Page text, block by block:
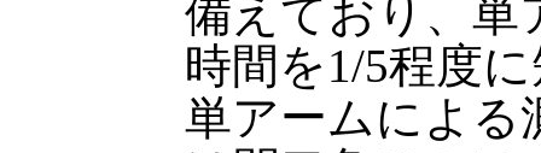
備えており、単
時間を1/5程度
単アームによる